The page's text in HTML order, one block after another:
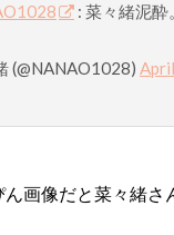
: 菜々緒泥酔
(@NANAO1028)
画像だと菜々緒さ